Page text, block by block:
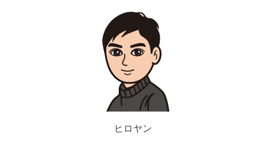
ヒロヤン